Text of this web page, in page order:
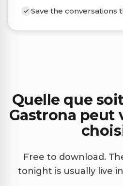
Save the conversations
Quelle que
Gastrona peut
Free to download.
tonight is usually live